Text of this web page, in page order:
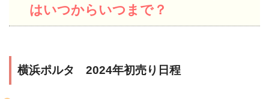
はいつからいつまで？
横浜ポルタ 2024年初売り日程